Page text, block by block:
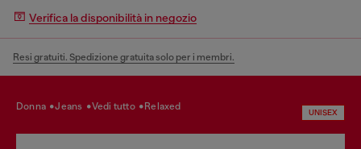
Verifica la disponibilità in negozio
Resi gratuiti. Spedizione gratuita solo per i membri.
donna jeans vedi tutto relaxed
UNISEX